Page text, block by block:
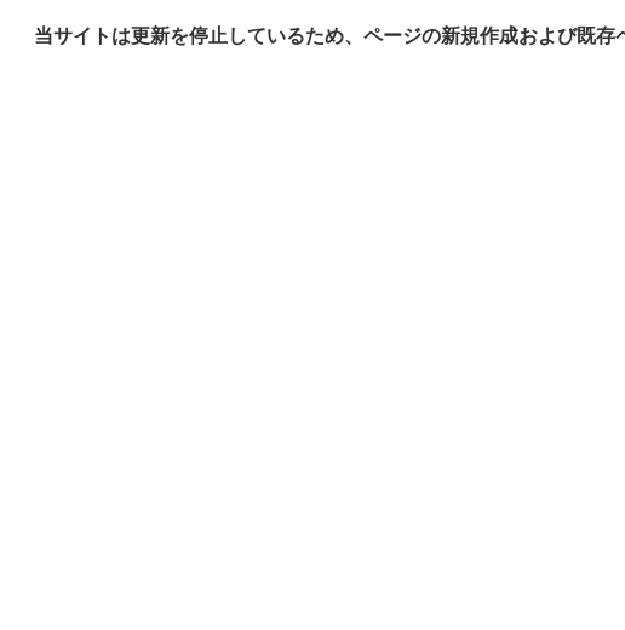
当サイトは更新を停止しているため、ページの新規作成および既